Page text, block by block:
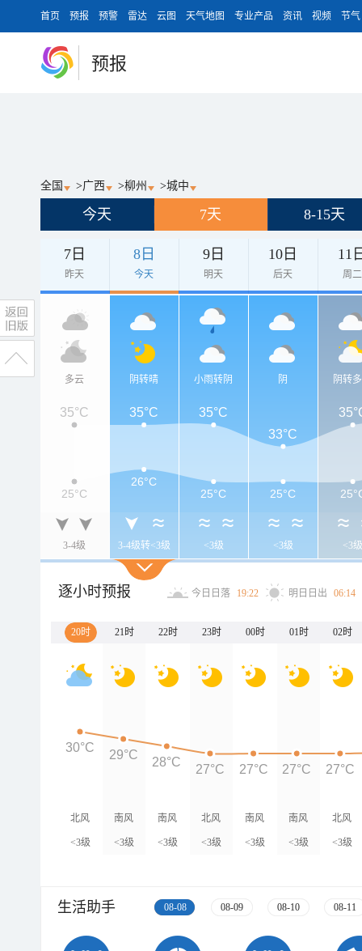
首页 预报 预警 雷达 云图 天气地图 专业产品 资讯 视频 节气
预报
全国 >广西 >柳州 >城中
今天 7天 8-15天
7日
昨天
8日
今天
9日
明天
10日
后天
11
周二
多云
3-4级
阴转晴
3-4级转<3级
小雨转阴
<3级
阴
<3级
阴转
<3级
35°C 35°C 35°C
33°C
25°C
26°C
25°C
25°C
逐小时预报 今日日落 19:22 明日日出 06:14
20时 21时 22时 23时 00时 01时 02时
北风
<3级
南风
<3级
南风
<3级
北风
<3级
南风
<3级
南风
<3级
北风
<3级
30°C
29°C
28°C
27°C 27°C 27°C 27°C
生活助手 08-08 08-09 08-10 08-11